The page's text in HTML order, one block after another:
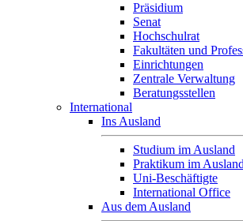
Präsidium
Senat
Hochschulrat
Fakultäten und
Einrichtungen
Zentrale Verwaltung
Beratungsstellen
International
Ins Ausland
Studium im Ausland
Praktikum im Ausland
Uni-Beschäftigte
International Office
Aus dem Ausland